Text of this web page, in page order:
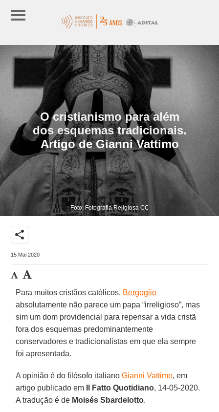
O cristianismo para além
dos esquemas tradicionais.
Artigo de Gianni Vattimo
Foto: Fotografia Religiosa CC
share
15 Mai 2020
Para muitos cristãos católicos, Bergoglio
absolutamente não parece um papa “irreligioso”, mas
sim um dom providencial para repensar a vida cristã
fora dos esquemas predominantemente
conservadores e tradicionalistas em que ela sempre
foi apresentada.
A opinião é do filósofo italianoGianni Vattimo, em
artigo publicado em
Il Fatto Quotidiano, 14-05-2020.
A tradução é de Moisés Sbardelotto.